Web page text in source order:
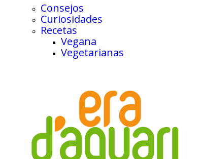
Consejos
Curiosidades
Recetas
Vegana
Vegetarianas